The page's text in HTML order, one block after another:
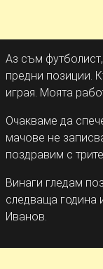
Аз съм
предни позиции.
играя. Моята
Очакваме да
мачове не
поздравим с
Винаги гледам
следваща година
Иванов.